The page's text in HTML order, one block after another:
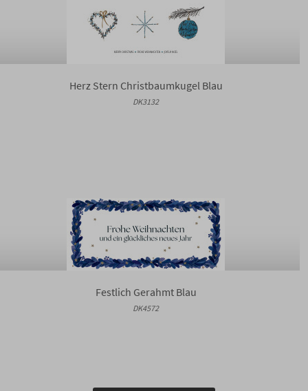
Herz Stern Christbaumkugel Blau
DK3132
Festlich Gerahmt Blau
DK4572